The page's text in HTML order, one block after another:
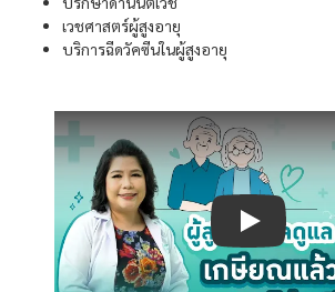
เวชศาสตร์ผู้สูงอายุ
บริการฉีดวัคซีนในผู้สูงอายุ
Play